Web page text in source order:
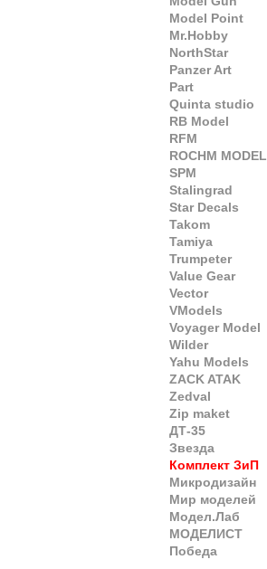
Model Point
Mr.Hobby
NorthStar
Panzer Art
Part
Quinta studio
RB Model
RFM
ROCHM MODEL
SPM
Stalingrad
Star Decals
Takom
Tamiya
Trumpeter
Value Gear
Vector
VModels
Voyager Model
Wilder
Yahu Models
ZACK ATAK
Zedval
Zip maket
ДТ-35
Звезда
Комплект ЗиП
Микродизайн
Мир моделей
Модел.Лаб
МОДЕЛИСТ
Победа